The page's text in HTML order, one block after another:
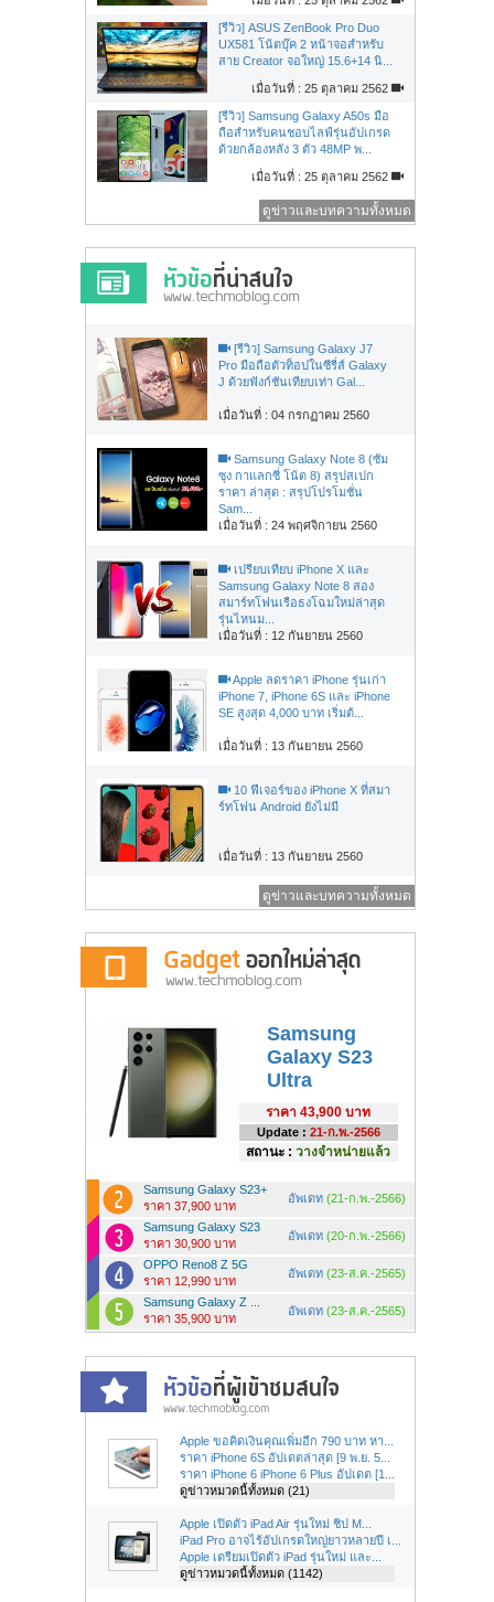
[รีวิว] ASUS ZenBook Pro Duo
UX581 โน้ตบุ๊ค 2 หน้าจอสำหรับ
สาย Creator จอใหญ่ 15.6+14 นิ...
เมื่อวันที่ : 25 ตุลาคม 2562
[รีวิว] Samsung Galaxy A50s มือ
ถือสำหรับคนชอบไลฟ์รุ่นอัปเกรด
ด้วยกล้องหลัง 3 ตัว 48MP พ...
เมื่อวันที่ : 25 ตุลาคม 2562
ดูข่าวและบทความทั้งหมด
[รีวิว] Samsung Galaxy J7
Pro มือถือตัวท็อปในซีรี่ส์ Galaxy
J ด้วยฟังก์ชันเทียบเท่า Gal...
เมื่อวันที่ : 04 กรกฏาคม 2560
Samsung Galaxy Note 8 (ซัม
ซุง กาแลกซี่ โน้ต 8) สรุปสเปก
ราคา ล่าสุด : สรุปโปรโมชั่น
Sam...
เมื่อวันที่ : 24 พฤศจิกายน 2560
เปรียบเทียบ iPhone X และ
Samsung Galaxy Note 8 สอง
สมาร์ทโฟนเรือธงโฉมใหม่ล่าสุด
รุ่นไหนม...
เมื่อวันที่ : 12 กันยายน 2560
Apple ลดราคา iPhone รุ่นเก่า
iPhone 7, iPhone 6S และ iPhone
SE สูงสุด 4,000 บาท เริ่มต้...
เมื่อวันที่ : 13 กันยายน 2560
10 ฟีเจอร์ของ iPhone X ที่สมา
ร์ทโฟน Android ยังไม่มี
เมื่อวันที่ : 13 กันยายน 2560
ดูข่าวและบทความทั้งหมด
Samsung
Galaxy S23
Ultra
ราคา 43,900 บาท
Update : 21-ก.พ.-2566
สถานะ : วางจำหน่ายแล้ว
Samsung Galaxy S23+
ราคา 37,900 บาท
อัพเดท (21-ก.พ.-2566)
Samsung Galaxy S23
ราคา 30,900 บาท
อัพเดท (20-ก.พ.-2566)
OPPO Reno8 Z 5G
ราคา 12,990 บาท
อัพเดท (23-ส.ค.-2565)
Samsung Galaxy Z ...
ราคา 35,900 บาท
อัพเดท (23-ส.ค.-2565)
Apple ขอคิดเงินคุณเพิ่มอีก 790 บาท หา...
ราคา iPhone 6S อัปเดตล่าสุด [9 พ.ย. 5...
ราคา iPhone 6 iPhone 6 Plus อัปเดต [1...
ดูข่าวหมวดนี้ทั้งหมด (21)
Apple เปิดตัว iPad Air รุ่นใหม่ ชิป M...
iPad Pro อาจไร้อัปเกรดใหญ่ยาวหลายปี เ...
Apple เตรียมเปิดตัว iPad รุ่นใหม่ และ...
ดูข่าวหมวดนี้ทั้งหมด (1142)